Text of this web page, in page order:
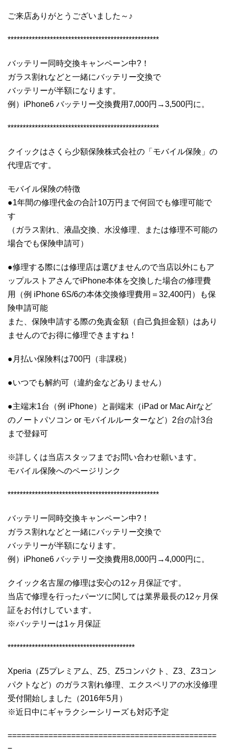
ご来店ありがとうございました～♪
**************************************************
バッテリー同時交換キャンペーン中?！
ガラス割れなどと一緒にバッテリー交換で
バッテリーが半額になります。
例）iPhone6 バッテリー交換費用7,000円→3,500円に。
**************************************************
クイックはさくら少額保険株式会社の「モバイル保険」の
代理店です。
モバイル保険の特徴
●1年間の修理代金の合計10万円まで何回でも修理可能で
す
（ガラス割れ、液晶交換、水没修理、または修理不可能の
場合でも保険申請可）
●修理する際には修理店は選びませんので当店以外にもア
ップルストアさんでiPhone本体を交換した場合の修理費
用（例 iPhone 6S/6の本体交換修理費用＝32,400円）も保
険申請可能
また、保険申請する際の免責金額（自己負担金額）はあり
ませんのでお得に修理できますね！
●月払い保険料は700円（非課税）
●いつでも解約可（違約金などありません）
●主端末1台（例 iPhone）と副端末（iPad or Mac Airなど
のノートパソコン or モバイルルーターなど）2台の計3台
まで登録可
※詳しくは当店スタッフまでお問い合わせ願います。
モバイル保険へのページリンク
**************************************************
バッテリー同時交換キャンペーン中?！
ガラス割れなどと一緒にバッテリー交換で
バッテリーが半額になります。
例）iPhone6 バッテリー交換費用8,000円→4,000円に。
クイック名古屋の修理は安心の12ヶ月保証です。
当店で修理を行ったパーツに関しては業界最長の12ヶ月保
証をお付けしています。
※バッテリーは1ヶ月保証
******************************************
Xperia（Z5プレミアム、Z5、Z5コンパクト、Z3、Z3コン
パクトなど）のガラス割れ修理、エクスペリアの水没修理
受付開始しました（2016年5月）
※近日中にギャラクシーシリーズも対応予定
==============================================